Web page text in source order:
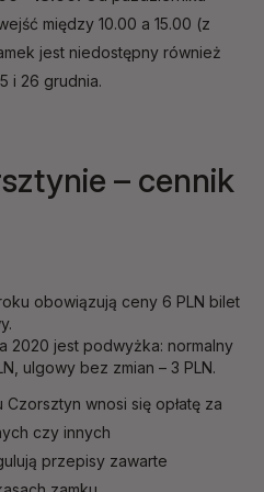
między 10.00 a 15.00 (z
jest niedostępny również
i 26 grudnia.
– cennik
obowiązują ceny 6 PLN bilet
2020 jest podwyżka: normalny
ulgowy bez zmian – 3 PLN.
wnosi się opłatę za
czy innych
przepisy zawarte